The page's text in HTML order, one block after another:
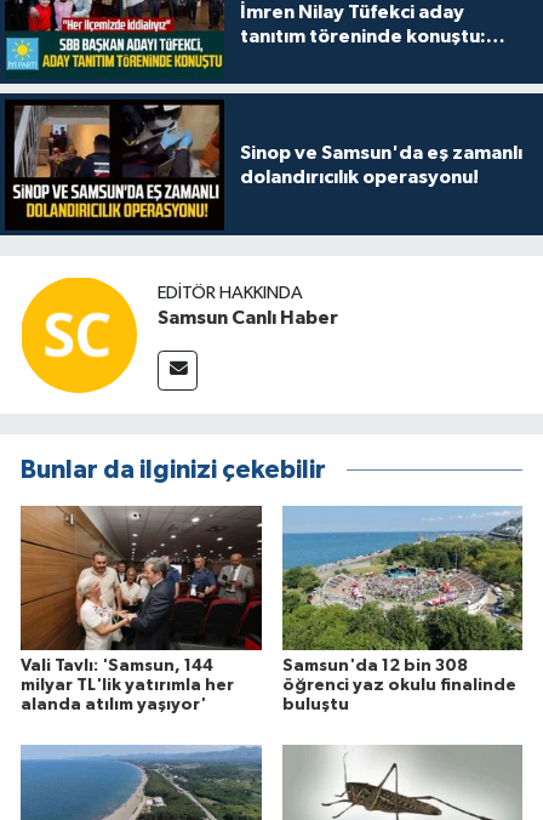
İmren Nilay Tüfekci aday
tanıtım töreninde konuştu:
Sinop ve Samsun'da eş zamanlı
dolandırıcılık operasyonu!
EDITÖR HAKKINDA
Samsun Canlı Haber
Bunlar da ilginizi çekebilir
Vali Tavlı: 'Samsun, 144
milyar TL'lik yatırımla her
alanda atılım yaşıyor'
Samsun'da 12 bin 308
öğrenci yaz okulu finalinde
buluştu